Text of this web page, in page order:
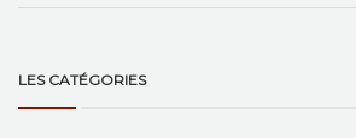
LES CATÉGORIES